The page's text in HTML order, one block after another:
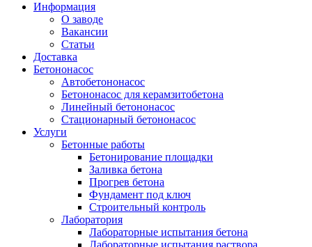
Информация
О заводе
Вакансии
Статьи
Доставка
Бетононасос
Автобетононасос
Бетононасос для керамзитобетона
Линейный бетононасос
Стационарный бетононасос
Услуги
Бетонные работы
Бетонирование площадки
Заливка бетона
Прогрев бетона
Фундамент под ключ
Строительный контроль
Лаборатория
Лабораторные испытания бетона
Лабораторные испытания раствора